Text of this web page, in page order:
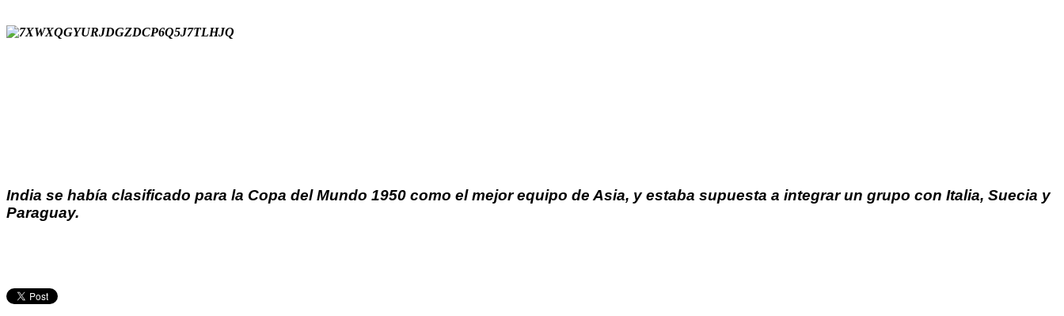
India se había clasificado para la Copa del Mundo 1950 como el mejor equipo de Asia, y estaba supuesta a integrar un grupo con Italia, Suecia y
Paraguay.